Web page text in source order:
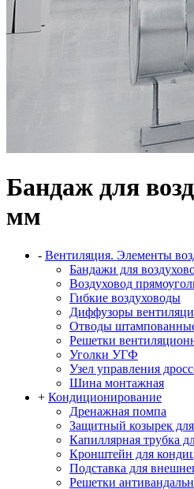
Бандаж для
мм
- Вентиляция. Элементы
Бандажи для
Воздуховод
Гибкие воздуховоды
Диффузоры
Отводы
Решетки
Уголки УГФ
Узел управления
Шина монтажная
+ Кондиционирование
Дренажная помпа
Защитный козырек
Капиллярная трубка
Кронштейн для
Подставка для
Решетки